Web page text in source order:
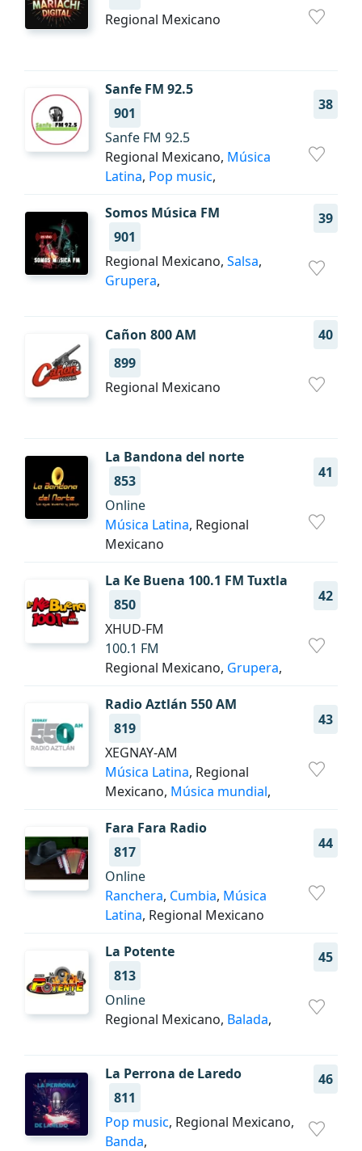
Regional Mexicano
Sanfe FM 92.5
38
901
Sanfe FM 92.5
Regional Mexicano, Música
Latina, Pop music,
Somos Música FM
39
901
Regional Mexicano, Salsa,
Grupera,
Cañon 800 AM
40
899
Regional Mexicano
La Bandona del norte
41
853
Online
Música Latina, Regional
Mexicano
La Ke Buena 100.1 FM Tuxtla
42
850
XHUD-FM
100.1 FM
Regional Mexicano, Grupera,
Radio Aztlán 550 AM
43
819
XEGNAY-AM
Música Latina, Regional
Mexicano, Música mundial,
Fara Fara Radio
44
817
Online
Ranchera, Cumbia, Música
Latina, Regional Mexicano
La Potente
45
813
Online
Regional Mexicano, Balada,
La Perrona de Laredo
46
811
Pop music, Regional Mexicano,
Banda,